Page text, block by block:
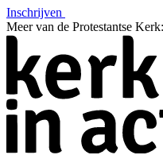
Inschrijven
Meer van de Protestantse Kerk: